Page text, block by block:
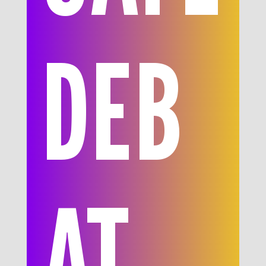
DEB